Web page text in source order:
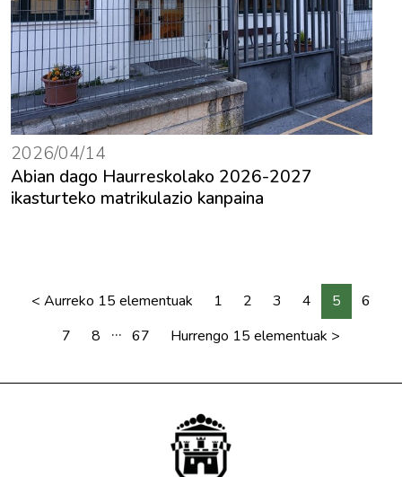
2026/04/14
Abian dago Haurreskolako 2026-2027
ikasturteko matrikulazio kanpaina
< Aurreko 15 elementuak 1 2 3 4 5
6
7
8 ... 67 Hurrengo 15 elementuak >